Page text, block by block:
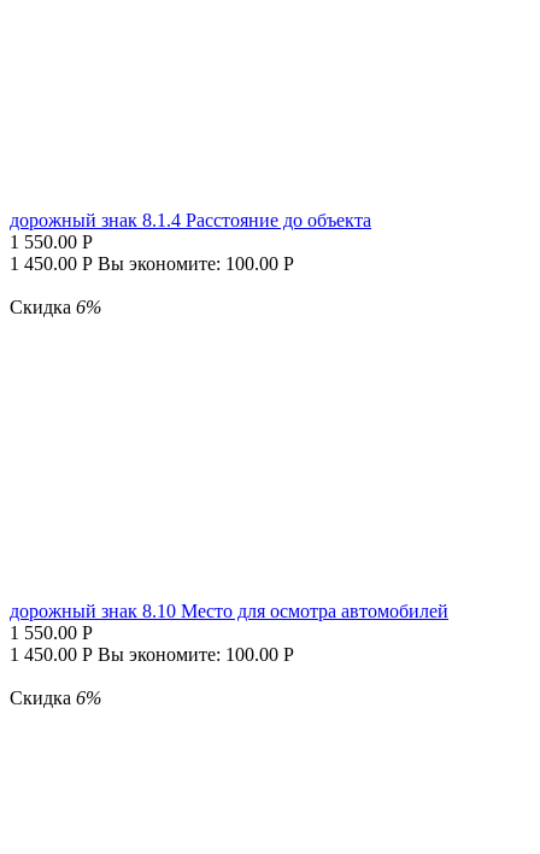
дорожный знак 8.1.4 Расстояние до объекта
1 550.00 Р
1 450.00 Р Вы экономите: 100.00 Р
Скидка 6%
дорожный знак 8.10 Место для осмотра автомобилей
1 550.00 Р
1 450.00 Р Вы экономите: 100.00 Р
Скидка 6%